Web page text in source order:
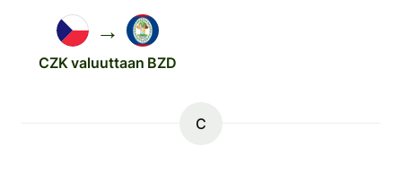
→
CZK valuuttaan BZD
C